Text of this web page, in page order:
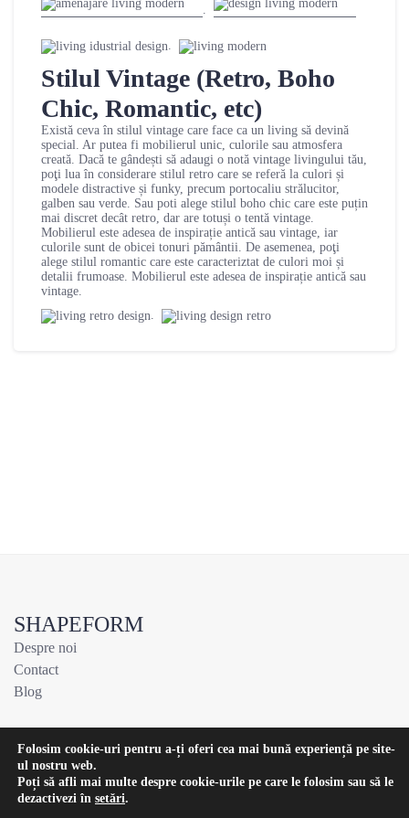
.
.
Stilul Vintage (Retro, Boho
Chic, Romantic, etc)
Există ceva în stilul vintage care face ca un living să devină
special. Ar putea fi mobilierul unic, culorile sau atmosfera
creată. Dacă te gândești să adaugi o notă vintage livingului tău,
poţi lua în considerare stilul retro care se referă la culori și
modele distractive și funky, precum portocaliu strălucitor,
galben sau verde. Sau poti alege stilul boho chic care este puțin
mai discret decât retro, dar are totuși o tentă vintage.
Mobilierul este adesea de inspirație antică sau vintage, iar
culorile sunt de obicei tonuri pământii. De asemenea, poţi
alege stilul romantic care este caracteriztat de culori moi și
detalii frumoase. Mobilierul este adesea de inspirație antică sau
vintage.
.
SHAPEFORM
Despre noi
Contact
Blog
Toate drepturile rezervate © 2026 Shapeform | developed and
Folosim cookie-uri pentru a-ți oferi cea mai bună experiență pe site-
ul nostru web.
Poți să afli mai multe despre cookie-urile pe care le folosim sau să le
dezactivezi în setări.